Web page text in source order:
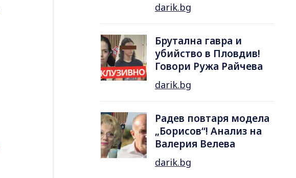
darik.bg
Брутална гавра и
убийство в Пловдив!
Говори Ружа Райчева
darik.bg
Радев повтаря модела
„Борисов“! Анализ на
Валерия Велева
darik.bg